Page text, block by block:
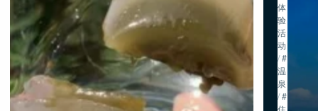
体
验
活
动
/#
温
泉
/#
住